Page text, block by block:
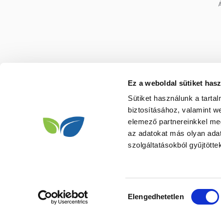
Ez a weboldal sütiket
Sütiket használunk a
biztosításához, valamint
elemező partnereinkkel
az adatokat más olyan
szolgáltatásokból
kiválasztása
Elengedhetetlen